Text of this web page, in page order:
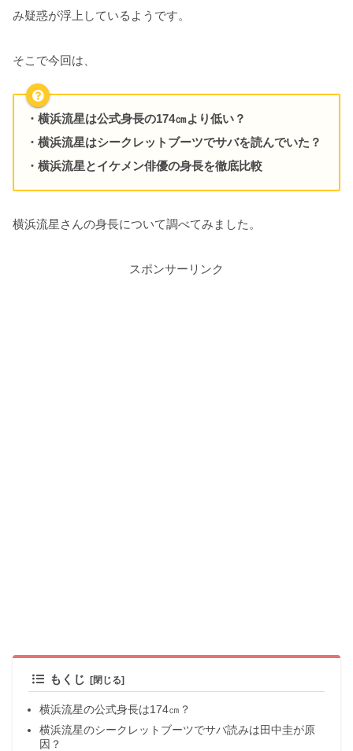
み疑惑が浮上しているようです。
そこで今回は、
・横浜流星は公式身長の174㎝より低い？
・横浜流星はシークレットブーツでサバを読んでいた？
・横浜流星とイケメン俳優の身長を徹底比較
横浜流星さんの身長について調べてみました。
スポンサーリンク
もくじ
横浜流星の公式身長は174㎝？
横浜流星のシークレットブーツでサバ読みは田中圭が原
因？